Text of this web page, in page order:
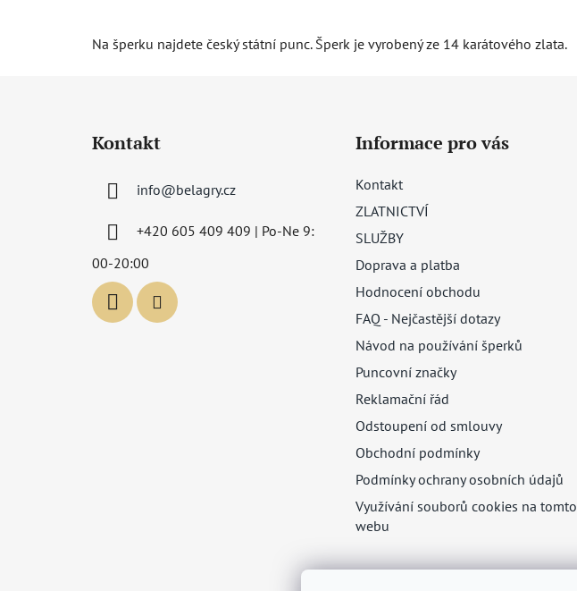
Na šperku najdete český státní punc. Šperk je vyrobený ze 14 karátového zlata.
Kontakt
info@belagry.cz
+420 605 409 409 | Po-Ne 9:
00-20:00
Informace pro vás
Kontakt
ZLATNICTVÍ
SLUŽBY
Doprava a platba
Hodnocení obchodu
FAQ - Nejčastější dotazy
Návod na používání šperků
Puncovní značky
Reklamační řád
Odstoupení od smlouvy
Obchodní podmínky
Podmínky ochrany osobních údajů
Využívání souborů cookies na tomto
webu